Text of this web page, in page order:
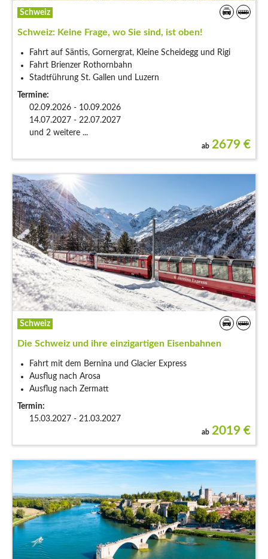
Schweiz
Schweiz: Keine Frage, wo Sie sind, ist oben!
Fahrt auf Säntis, Gornergrat, Kleine Scheidegg und Rigi
Fahrt Brienzer Rothornbahn
Stadtführung St. Gallen und Luzern
Termine:
02.09.2026 - 10.09.2026
14.07.2027 - 22.07.2027
und 2 weitere ...
ab 2679 €
Schweiz
Die Schweiz und ihre einzigartigen Eisenbahnen
Fahrt mit dem Bernina und Glacier Express
Ausflug nach Arosa
Ausflug nach Zermatt
Termin:
15.03.2027 - 21.03.2027
ab 2019 €